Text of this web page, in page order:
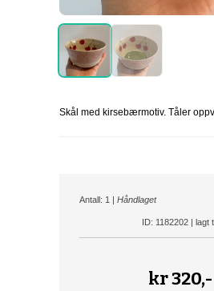
Skål med kirsebærmotiv. Tåler
Antall: 1 | Håndlaget
ID: 1182202 | lagt
kr320,-